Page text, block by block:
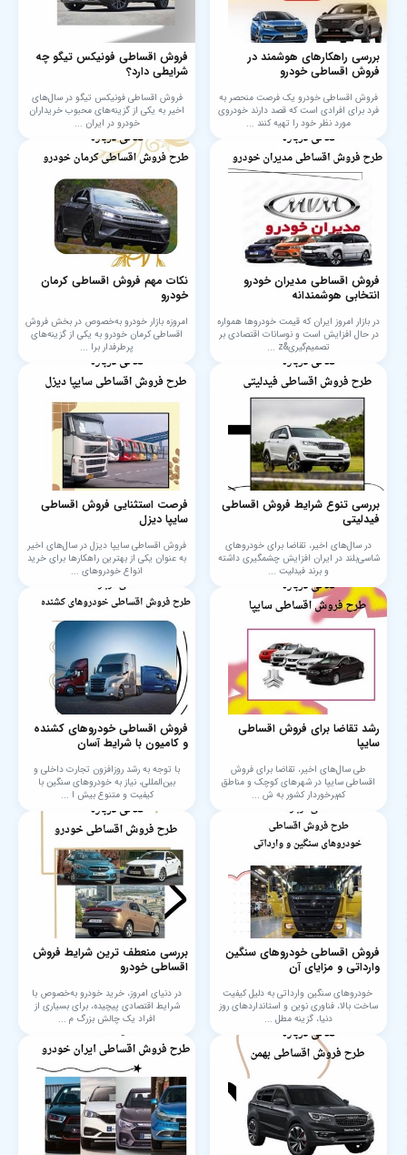
بررسی راهکارهای هوشمند در
فروش اقساطی خودرو
فروش اقساطی خودرو یک فرصت منحصر به
فرد برای افرادی است که قصد دارند خودروی
مورد نظر خود را تهیه کنند ...
فروش اقساطی فونیکس تیگو چه
شرایطی دارد؟
فروش اقساطی فونیکس تیگو در سال‌های
اخیر به یکی از گزینه‌های محبوب خریداران
خودرو در ایران ...
فروش اقساطی مدیران خودرو
انتخابی هوشمندانه
در بازار امروز ایران که قیمت خودروها همواره
در حال افزایش است و نوسانات اقتصادی بر
تصمیم‌گیری&z ...
نکات مهم فروش اقساطی کرمان
خودرو
امروزه بازار خودرو به‌خصوص در بخش فروش
اقساطی کرمان خودرو به یکی از گزینه‌های
پرطرفدار برا ...
بررسی تنوع شرایط فروش اقساطی
فیدلیتی
در سال‌های اخیر، تقاضا برای خودروهای
شاسی‌بلند در ایران افزایش چشمگیری داشته
و برند فیدلیت ...
فرصت استثنایی فروش اقساطی
سایپا دیزل
فروش اقساطی سایپا دیزل در سال‌های اخیر
به عنوان یکی از بهترین راهکارها برای خرید
انواع خودروهای ...
رشد تقاضا برای فروش اقساطی
سایپا
طی سال‌های اخیر، تقاضا برای فروش
اقساطی سایپا در شهرهای کوچک و مناطق
کم‌برخوردار کشور به ش ...
فروش اقساطی خودروهای کشنده
و کامیون با شرایط آسان
با توجه به رشد روزافزون تجارت داخلی و
بین‌المللی، نیاز به خودروهای سنگین با
کیفیت و متنوع بیش ا ...
فروش اقساطی خودروهای سنگین
وارداتی و مزایای آن
خودروهای سنگین وارداتی به دلیل کیفیت
ساخت بالا، فناوری نوین و استانداردهای روز
دنیا، گزینه مطل ...
بررسی منعطف ترین شرایط فروش
اقساطی خودرو
در دنیای امروز، خرید خودرو به‌خصوص با
شرایط اقتصادی پیچیده، برای بسیاری از
افراد یک چالش بزرگ م ...